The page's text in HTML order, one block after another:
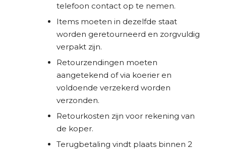
telefoon contact op te nemen.
Items moeten in dezelfde staat
worden geretourneerd en zorgvuldig
verpakt zijn.
Retourzendingen moeten
aangetekend of via koerier en
voldoende verzekerd worden
verzonden.
Retourkosten zijn voor rekening van
de koper.
Terugbetaling vindt plaats binnen 2